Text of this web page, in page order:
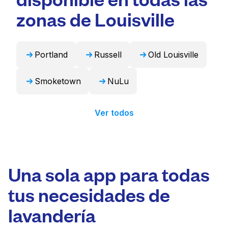
puede encargarse de estos artículos de forma
profesional y devolverlos listos para usar en
zonas de Louisville
Portland Russell Old Louisville
Smoketown NuLu
Ver todos
Una sola app para todas
tus necesidades de
lavandería